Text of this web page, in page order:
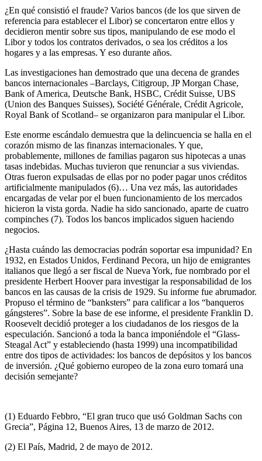
¿En qué consistió el fraude? Varios bancos (de los que sirven de
referencia para establecer el Libor) se concertaron entre ellos y
decidieron mentir sobre sus tipos, manipulando de ese modo el
Libor y todos los contratos derivados, o sea los créditos a los
hogares y a las empresas. Y eso durante años.
Las investigaciones han demostrado que una decena de grandes
bancos internacionales –Barclays, Citigroup, JP Morgan Chase,
Bank of America, Deutsche Bank, HSBC, Crédit Suisse, UBS
(Union des Banques Suisses), Société Générale, Crédit Agricole,
Royal Bank of Scotland– se organizaron para manipular el Libor.
Este enorme escándalo demuestra que la delincuencia se halla en el
corazón mismo de las finanzas internacionales. Y que,
probablemente, millones de familias pagaron sus hipotecas a unas
tasas indebidas. Muchas tuvieron que renunciar a sus viviendas.
Otras fueron expulsadas de ellas por no poder pagar unos créditos
artificialmente manipulados (6)… Una vez más, las autoridades
encargadas de velar por el buen funcionamiento de los mercados
hicieron la vista gorda. Nadie ha sido sancionado, aparte de cuatro
compinches (7). Todos los bancos implicados siguen haciendo
negocios.
¿Hasta cuándo las democracias podrán soportar esa impunidad? En
1932, en Estados Unidos, Ferdinand Pecora, un hijo de emigrantes
italianos que llegó a ser fiscal de Nueva York, fue nombrado por el
presidente Herbert Hoover para investigar la responsabilidad de los
bancos en las causas de la crisis de 1929. Su informe fue abrumador.
Propuso el término de “banksters” para calificar a los “banqueros
gángsteres”. Sobre la base de ese informe, el presidente Franklin D.
Roosevelt decidió proteger a los ciudadanos de los riesgos de la
especulación. Sancionó a toda la banca imponiéndole el “Glass-
Steagal Act” y estableciendo (hasta 1999) una incompatibilidad
entre dos tipos de actividades: los bancos de depósitos y los bancos
de inversión. ¿Qué gobierno europeo de la zona euro tomará una
decisión semejante?
(1) Eduardo Febbro, “El gran truco que usó Goldman Sachs con
Grecia”, Página 12, Buenos Aires, 13 de marzo de 2012.
(2) El País, Madrid, 2 de mayo de 2012.